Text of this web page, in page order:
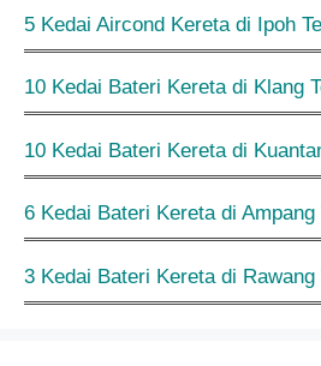
5 Kedai Aircond Kereta di Ipoh
10 Kedai Bateri Kereta di Klang
10 Kedai Bateri Kereta di
6 Kedai Bateri Kereta di Ampang
3 Kedai Bateri Kereta di Rawang